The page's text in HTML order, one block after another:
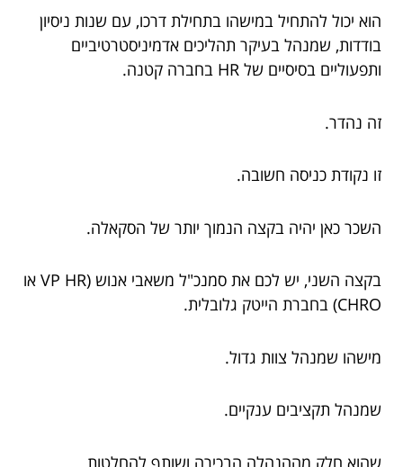
הוא יכול להתחיל במישהו בתחילת דרכו, עם שנות ניסיון
בודדות, שמנהל בעיקר תהליכים אדמיניסטרטיביים
ותפעוליים בסיסיים של HR בחברה קטנה.
זה נהדר.
זו נקודת כניסה חשובה.
השכר כאן יהיה בקצה הנמוך יותר של הסקאלה.
בקצה השני, יש לכם את סמנכ"ל משאבי אנוש (VP HR או
CHRO) בחברת הייטק גלובלית.
מישהו שמנהל צוות גדול.
שמנהל תקציבים ענקיים.
שהוא חלק מההנהלה הבכירה ושותף להחלטות